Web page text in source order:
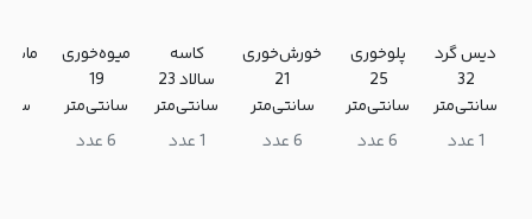
دیس گرد
32
سانتی‌متر
1 عدد
پلوخوری
25
سانتی‌متر
6 عدد
خورش‌خوری
21
سانتی‌متر
6 عدد
کاسه
سالاد 23
سانتی‌متر
1 عدد
میوه‌خوری
19
سانتی‌متر
6 عدد